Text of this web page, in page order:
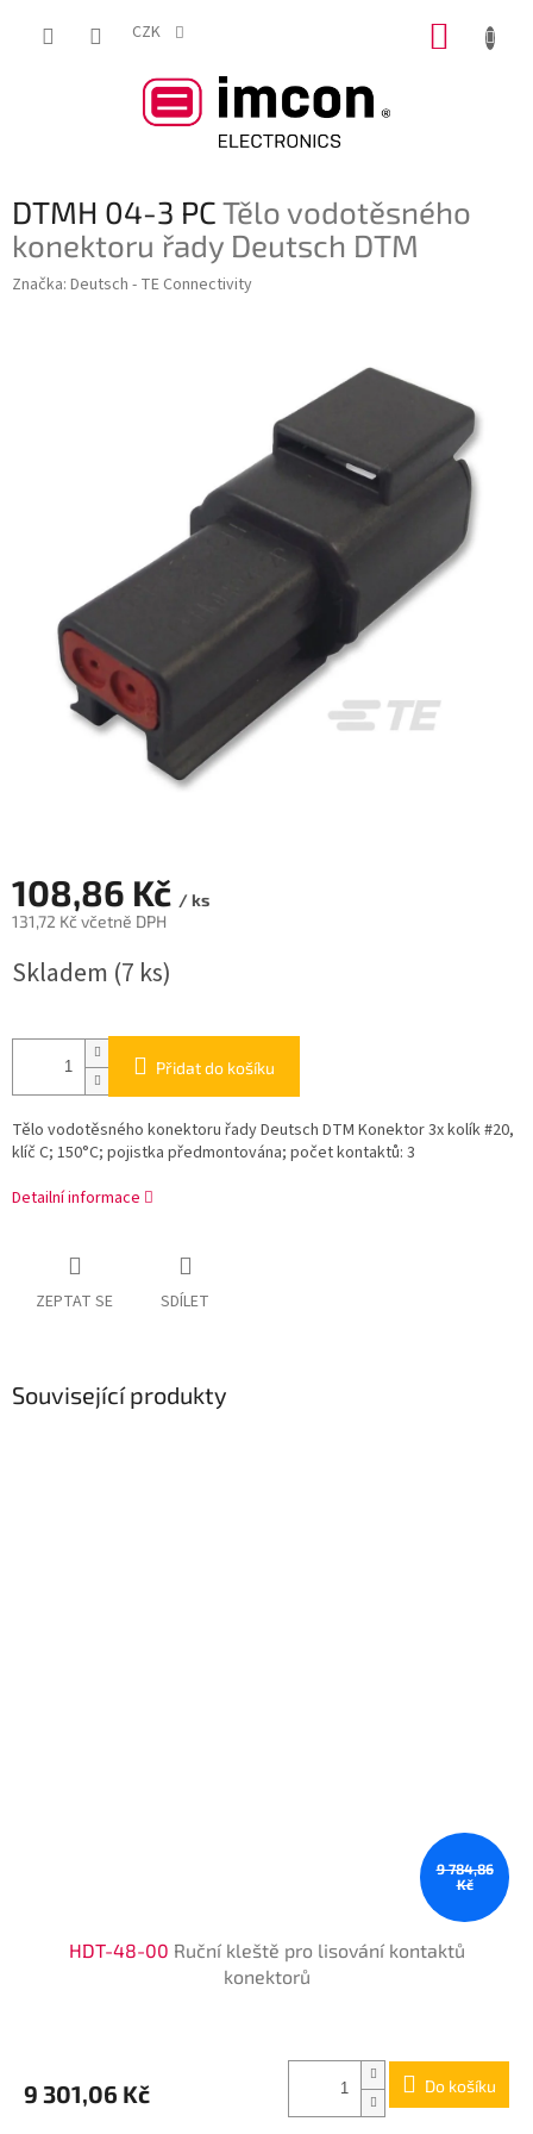
CZK
DTMH 04-3 PCTělo vodotěsného
konektoru řady Deutsch DTM
Značka: Deutsch - TE Connectivity
108,86 Kč / ks
131,72 Kč včetně DPH
cena:
Skladem (7 ks)
Přidat do košíku
Tělo vodotěsného konektoru řady Deutsch DTM Konektor 3x kolík #20,
klíč C; 150°C; pojistka předmontována; počet kontaktů: 3
Detailní informace
ZEPTAT SE SDÍLET
Související produkty
9 784,86
Kč
HDT-48-00 Ruční kleště pro lisování kontaktů
konektorů
9 301,06 Kč Do košíku